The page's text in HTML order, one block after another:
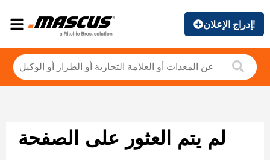
إدراج الإعلان!
لم يتم العثور على الصفحة